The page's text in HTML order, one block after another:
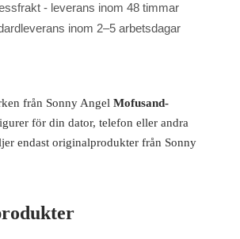
- leverans inom 48 timmar
inom 2–5 arbetsdagar
från Sonny Angel Mofusand-
för din dator, telefon eller andra
endast originalprodukter från Sonny